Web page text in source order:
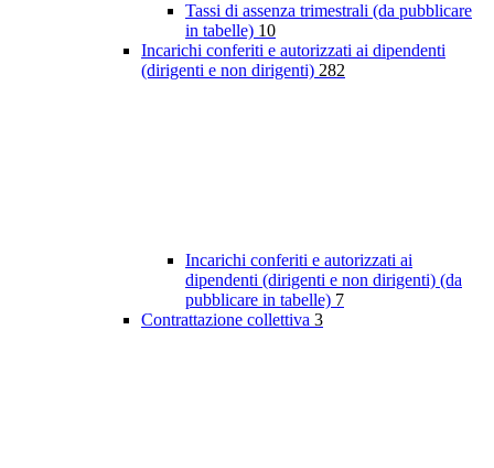
Tassi di assenza trimestrali (da pubblicare
in tabelle) 10
Incarichi conferiti e autorizzati ai dipendenti
(dirigenti e non dirigenti) 282
Incarichi conferiti e autorizzati ai
dipendenti (dirigenti e non dirigenti) (da
pubblicare in tabelle) 7
Contrattazione collettiva 3